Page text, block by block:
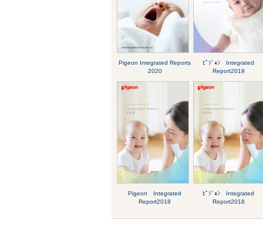
Pigeon Integrated Reports
2020
ﾋﾟｼﾞｮﾝ Integrated
Report2019
Pigeon Integrated
Report2018
ﾋﾟｼﾞｮﾝ Integrated
Report2018